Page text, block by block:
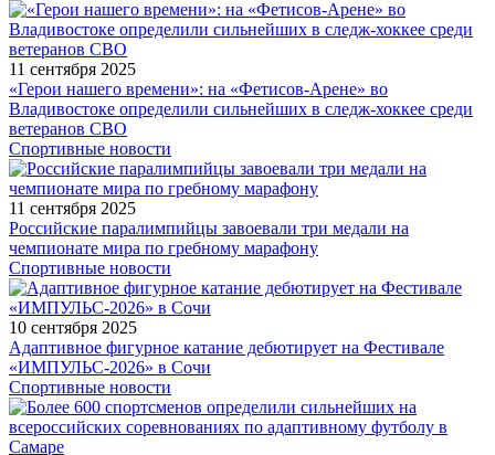
11 сентября 2025
«Герои нашего времени»: на «Фетисов-Арене» во
Владивостоке определили сильнейших в следж-хоккее среди
ветеранов СВО
Спортивные новости
11 сентября 2025
Российские паралимпийцы завоевали три медали на
чемпионате мира по гребному марафону
Спортивные новости
10 сентября 2025
Адаптивное фигурное катание дебютирует на Фестивале
«ИМПУЛЬС-2026» в Сочи
Спортивные новости